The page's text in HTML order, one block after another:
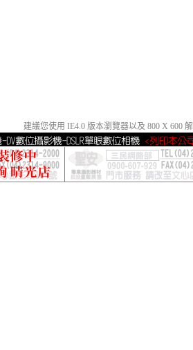
建議您使用 IE4.0 版本瀏覽器以及 800 X 600